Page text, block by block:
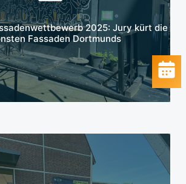
2025: Jury kürt die
Fassaden Dortmunds
Mehr erfahren